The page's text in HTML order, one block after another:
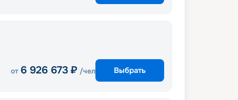
от 6 926 673 ₽ /чел Выбрать